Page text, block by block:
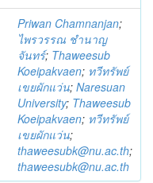
Priwan Chamnanjan;
ไพรวรรณ ชำนาญ
จันทร์; Thaweesub
Koeipakvaen; ทวีทรัพย์
เขยผักแว่น; Naresuan
University; Thaweesub
Koeipakvaen; ทวีทรัพย์
เขยผักแว่น;
thaweesubk@nu.ac.th;
thaweesubk@nu.ac.th